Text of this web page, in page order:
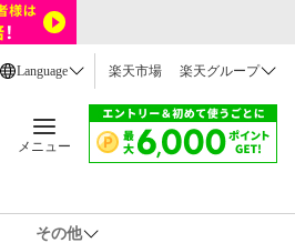
Language 楽天市場 楽天グループ
メニュー
その他